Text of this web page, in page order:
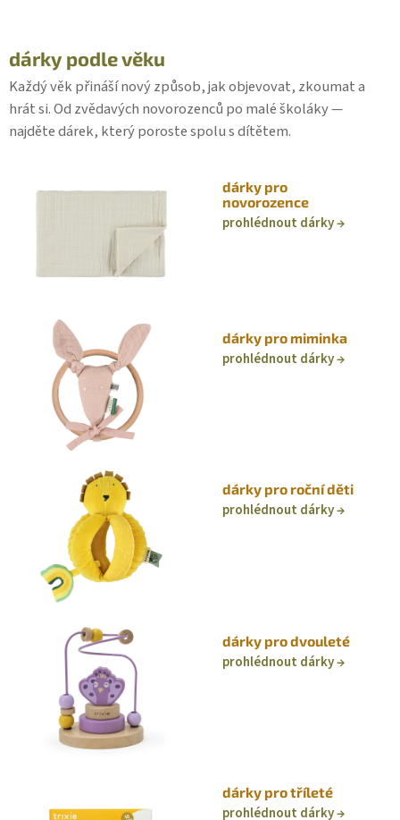
dárky podle věku
Každý věk přináší nový způsob, jak objevovat, zkoumat a
hrát si. Od zvědavých novorozenců po malé školáky —
najděte dárek, který poroste spolu s dítětem.
dárky pro
novorozence
prohlédnout dárky
dárky pro miminka
prohlédnout dárky
dárky pro roční děti
prohlédnout dárky
dárky pro dvouleté
prohlédnout dárky
dárky pro tříleté
prohlédnout dárky